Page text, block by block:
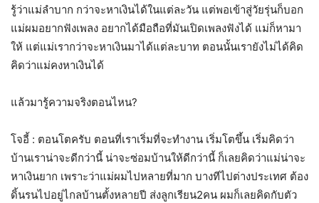
รู้ว่าแม่ลำบาก กว่าจะหาเงินได้ในแต่ละวัน แต่พอเข้าสู่วัยรุ่นก็บอก
แม่ผมอยากฟังเพลง อยากได้มือถือที่มันเปิดเพลงฟังได้ แม่ก็หามา
ให้ แต่แม่เรากว่าจะหาเงินมาได้แต่ละบาท ตอนนั้นเรายังไม่ได้คิด
คิดว่าแม่คงหาเงินได้
แล้วมารู้ความจริงตอนไหน?
โจอี้ : ตอนโตครับ ตอนที่เราเริ่มที่จะทำงาน เริ่มโตขึ้น เริ่มคิดว่า
บ้านเราน่าจะดีกว่านี้ น่าจะซ่อมบ้านให้ดีกว่านี้ ก็เลยคิดว่าแม่น่าจะ
หาเงินยาก เพราะว่าแม่ผมไปหลายที่มาก บางทีไปต่างประเทศ ต้อง
ดิ้นรนไปอยู่ไกลบ้านตั้งหลายปี ส่งลูกเรียน2คน ผมก็เลยคิดกับตัว